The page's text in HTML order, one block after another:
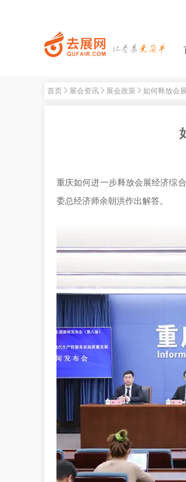
首页 展会资讯 展会政策 如何释放会
重庆如何进一步释放会展经济综
委总经济师余朝洪作出解答。